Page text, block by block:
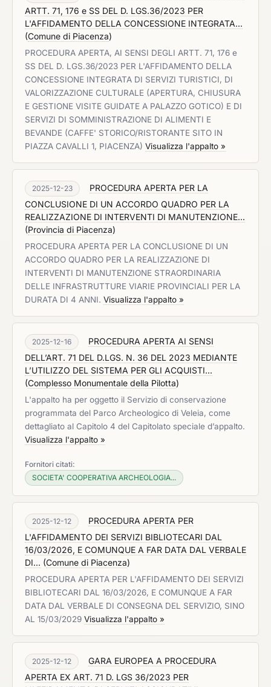
ARTT. 71, 176 e SS DEL D. LGS.36/2023 PER
L'AFFIDAMENTO DELLA CONCESSIONE INTEGRATA...
(Comune di Piacenza)
PROCEDURA APERTA, AI SENSI DEGLI ARTT. 71, 176 e
SS DEL D. LGS.36/2023 PER L'AFFIDAMENTO DELLA
CONCESSIONE INTEGRATA DI SERVIZI TURISTICI, DI
VALORIZZAZIONE CULTURALE (APERTURA, CHIUSURA
E GESTIONE VISITE GUIDATE A PALAZZO GOTICO) E DI
SERVIZI DI SOMMINISTRAZIONE DI ALIMENTI E
BEVANDE (CAFFE' STORICO/RISTORANTE SITO IN
PIAZZA CAVALLI 1, PIACENZA) Visualizza l'appalto »
2025-12-23
PROCEDURA APERTA PER LA
CONCLUSIONE DI UN ACCORDO QUADRO PER LA
REALIZZAZIONE DI INTERVENTI DI MANUTENZIONE...
(Provincia di Piacenza)
PROCEDURA APERTA PER LA CONCLUSIONE DI UN
ACCORDO QUADRO PER LA REALIZZAZIONE DI
INTERVENTI DI MANUTENZIONE STRAORDINARIA
DELLE INFRASTRUTTURE VIARIE PROVINCIALI PER LA
DURATA DI 4 ANNI. Visualizza l'appalto »
2025-12-16
PROCEDURA APERTA AI SENSI
DELL’ART. 71 DEL D.LGS. N. 36 DEL 2023 MEDIANTE
L’UTILIZZO DEL SISTEMA PER GLI ACQUISTI...
(Complesso Monumentale della Pilotta)
L'appalto ha per oggetto il Servizio di conservazione
programmata del Parco Archeologico di Veleia, come
dettagliato al Capitolo 4 del Capitolato speciale d’appalto.
Visualizza l'appalto »
Fornitori citati:
SOCIETA' COOPERATIVA ARCHEOLOGIA...
2025-12-12
PROCEDURA APERTA PER
L'AFFIDAMENTO DEI SERVIZI BIBLIOTECARI DAL
16/03/2026, E COMUNQUE A FAR DATA DAL VERBALE
DI... (Comune di Piacenza)
PROCEDURA APERTA PER L'AFFIDAMENTO DEI SERVIZI
BIBLIOTECARI DAL 16/03/2026, E COMUNQUE A FAR
DATA DAL VERBALE DI CONSEGNA DEL SERVIZIO, SINO
AL 15/03/2029 Visualizza l'appalto »
2025-12-12
GARA EUROPEA A PROCEDURA
APERTA EX ART. 71 D. LGS 36/2023 PER